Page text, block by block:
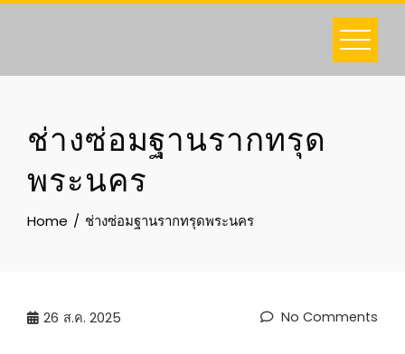
Skip
ช่างซ่อมฐานรากทรุด
พระนคร
Home ช่างซ่อมฐานรากทรุดพระนคร
26 ส.ค. 2025 No Comments